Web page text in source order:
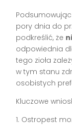
pory dnia do
podkreślić, że
odpowiednia
tego zioła
w tym stanu
osobistych
Kluczowe
1. Ostropest